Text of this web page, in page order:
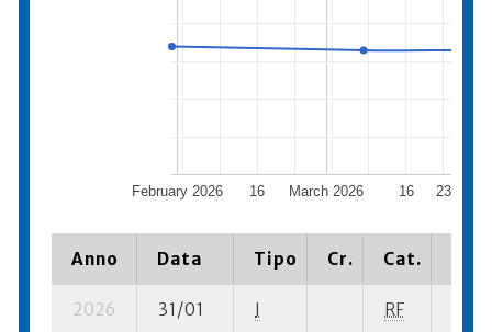
February 2026 March 2026
16 16 23
Anno Data Tipo Cr. Cat.
2026 31/01 I RF